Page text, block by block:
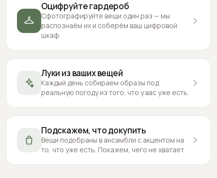
Оцифруйте гардероб
Сфотографируйте вещи один раз — мы
распознаём их и соберём ваш цифровой
шкаф.
Луки из ваших вещей
Каждый день собираем образы под
реальную погоду из того, что у вас уже есть.
Подскажем, что докупить
Вещи подобраны в ансамбли с акцентом на
то, что уже есть. Покажем, чего не хватает.